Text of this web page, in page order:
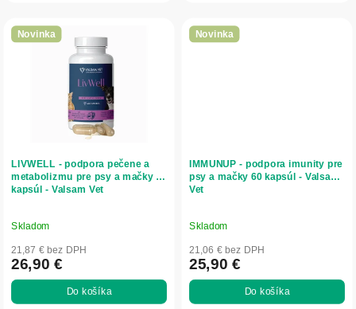
Novinka
LIVWELL - podpora pečene a
metabolizmu pre psy a mačky 60
kapsúl - Valsam Vet
Skladom
21,87 € bez DPH
26,90 €
Do košíka
Novinka
IMMUNUP - podpora imunity pre
psy a mačky 60 kapsúl - Valsam
Vet
Skladom
21,06 € bez DPH
25,90 €
Do košíka